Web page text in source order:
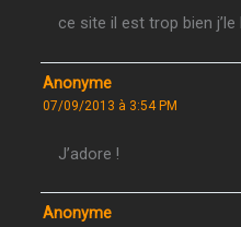
ce site il est trop bien
Anonyme
07/09/2013 à 3:54 PM
J’adore !
Anonyme